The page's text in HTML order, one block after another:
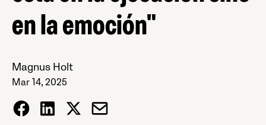
en la emoción"
Magnus Holt
Mar 14, 2025